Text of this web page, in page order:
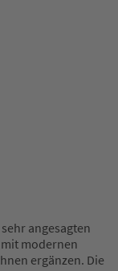
angesagten
modernen
ergänzen. Die